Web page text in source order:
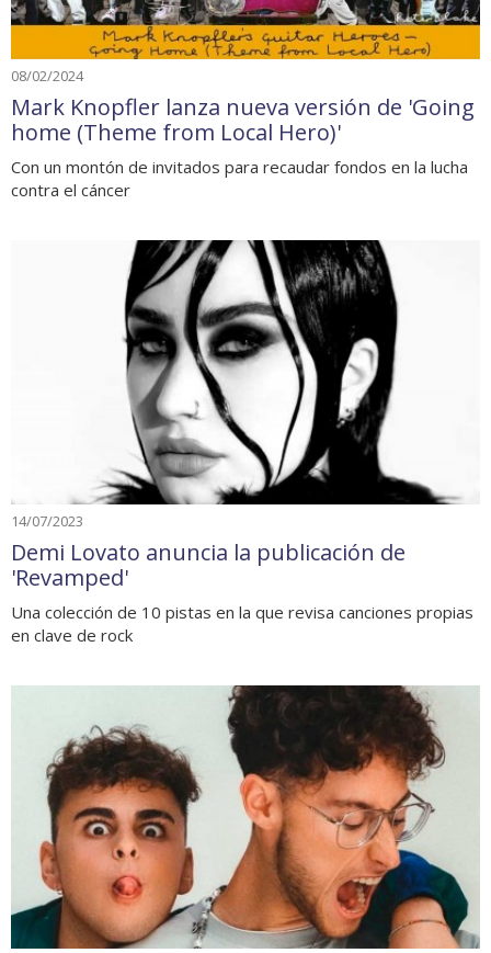
08/02/2024
Mark Knopfler lanza nueva versión de 'Going
home (Theme from Local Hero)'
Con un montón de invitados para recaudar fondos en la lucha
contra el cáncer
14/07/2023
Demi Lovato anuncia la publicación de
'Revamped'
Una colección de 10 pistas en la que revisa canciones propias
en clave de rock